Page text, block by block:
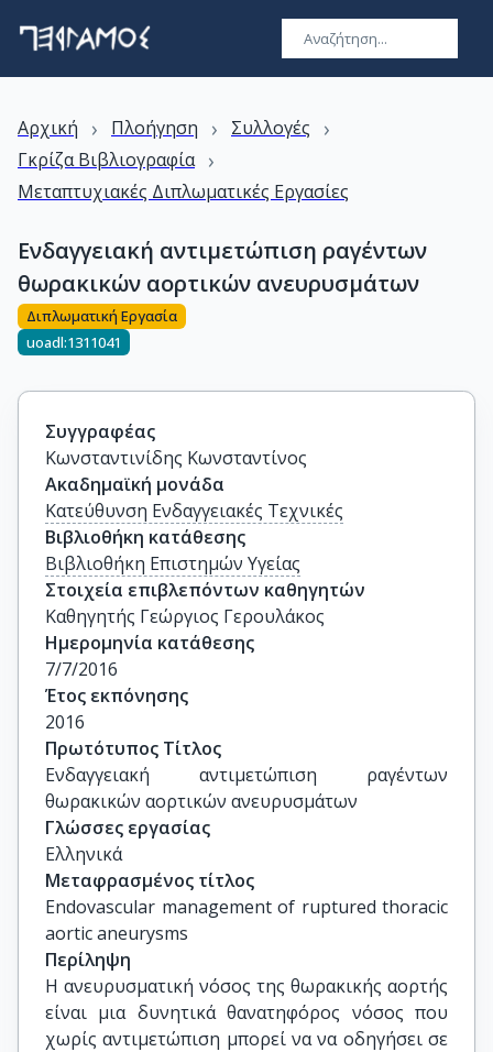
Αρχική › Πλοήγηση › Συλλογές ›
Γκρίζα Βιβλιογραφία ›
Μεταπτυχιακές Διπλωματικές Εργασίες
Ενδαγγειακή αντιμετώπιση ραγέντων
θωρακικών αορτικών ανευρυσμάτων
Διπλωματική Εργασία
uoadl:1311041
Συγγραφέας
Κωνσταντινίδης Κωνσταντίνος
Ακαδημαϊκή μονάδα
Κατεύθυνση Ενδαγγειακές Τεχνικές
Βιβλιοθήκη κατάθεσης
Βιβλιοθήκη Επιστημών Υγείας
Στοιχεία επιβλεπόντων καθηγητών
Καθηγητής Γεώργιος Γερουλάκος
Ημερομηνία κατάθεσης
7/7/2016
Έτος εκπόνησης
2016
Πρωτότυπος Τίτλος
Ενδαγγειακή αντιμετώπιση ραγέντων
θωρακικών αορτικών ανευρυσμάτων
Γλώσσες εργασίας
Ελληνικά
Μεταφρασμένος τίτλος
Endovascular management of ruptured thoracic
aortic aneurysms
Περίληψη
Η ανευρυσματική νόσος της θωρακικής αορτής
είναι μια δυνητικά θανατηφόρος νόσος που
χωρίς αντιμετώπιση μπορεί να να οδηγήσει σε